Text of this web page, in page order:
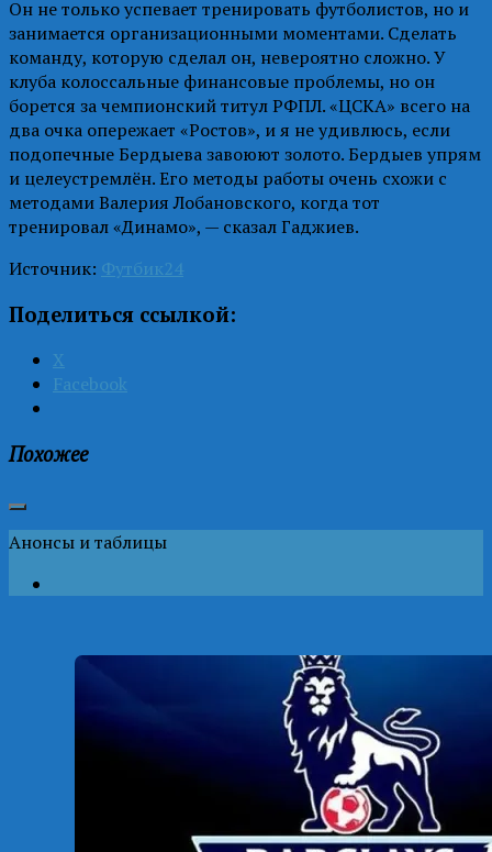
Он не только успевает тренировать футболистов, но и
занимается организационными моментами. Сделать
команду, которую сделал он, невероятно сложно. У
клуба колоссальные финансовые проблемы, но он
борется за чемпионский титул РФПЛ. «ЦСКА» всего на
два очка опережает «Ростов», и я не удивлюсь, если
подопечные Бердыева завоюют золото. Бердыев упрям
и целеустремлён. Его методы работы очень схожи с
методами Валерия Лобановского, когда тот
тренировал «Динамо», — сказал Гаджиев.
Источник: Футбик24
Поделиться ссылкой:
X
Facebook
Похожее
Анонсы и таблицы